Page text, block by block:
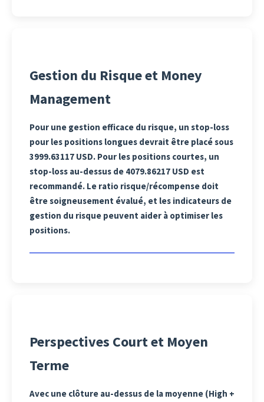
Gestion du Risque et Money
Management
Pour une gestion efficace du risque, un stop-loss
pour les positions longues devrait être placé sous
3999.63117 USD. Pour les positions courtes, un
stop-loss au-dessus de 4079.86217 USD est
recommandé. Le ratio risque/récompense doit
être soigneusement évalué, et les indicateurs de
gestion du risque peuvent aider à optimiser les
positions.
Perspectives Court et Moyen
Terme
Avec une clôture au-dessus de la moyenne (High +